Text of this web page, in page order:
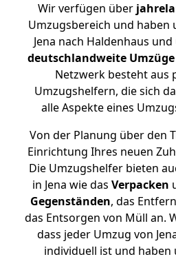
Wir verfügen über
Umzugsbereich und haben
Jena nach Haldenhaus
deutschlandweite
Netzwerk besteht aus
Umzugshelfern, die sich
alle Aspekte eines
Von der Planung über den
Einrichtung Ihres neuen
Die Umzugshelfer bieten
in Jena wie das Verpacken
Gegenständen, das
das Entsorgen von Müll an.
dass jeder Umzug von
individuell ist und haben